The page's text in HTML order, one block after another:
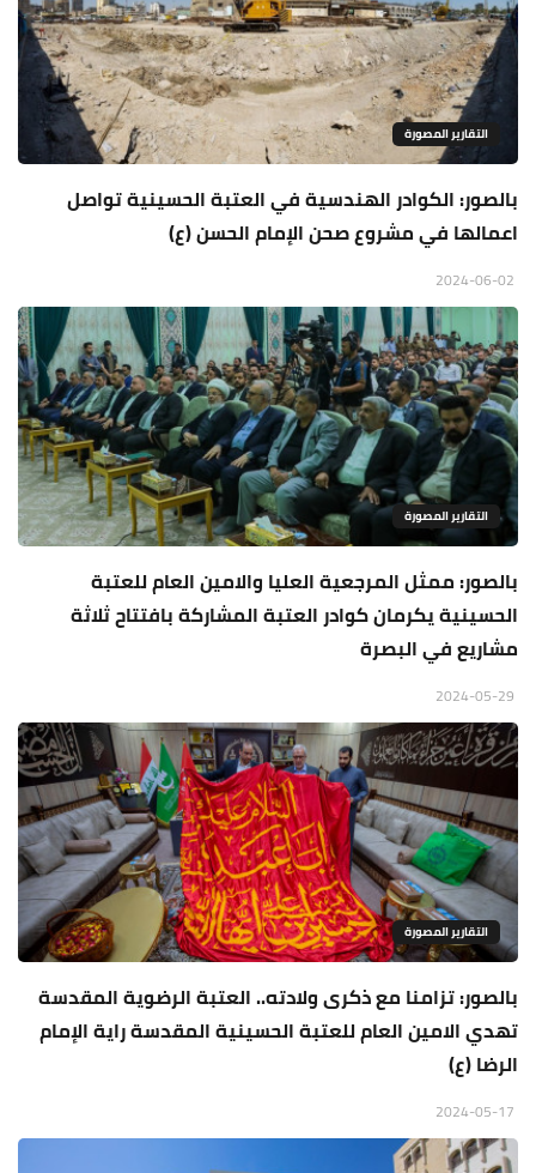
التقارير المصورة
بالصور: الكوادر الهندسية في العتبة الحسينية تواصل
اعمالها في مشروع صحن الإمام الحسن (ع)
التقارير المصورة
بالصور: ممثل المرجعية العليا والامين العام للعتبة
الحسينية يكرمان كوادر العتبة المشاركة بافتتاح ثلاثة
مشاريع في البصرة
التقارير المصورة
بالصور: تزامنا مع ذكرى ولادته.. العتبة الرضوية المقدسة
تهدي الامين العام للعتبة الحسينية المقدسة راية الإمام
الرضا (ع)